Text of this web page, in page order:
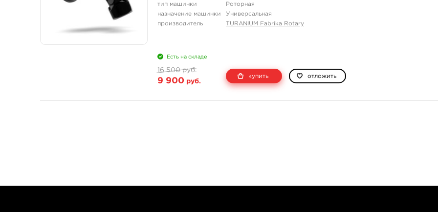
тип машинки
Роторная
назначение машинки
Универсальная
производитель
TURANIUM Fabrika Rotary
Есть на складе
16 500 руб.
9 900 руб.
купить отложить